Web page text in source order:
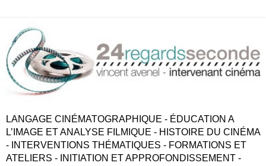
LANGAGE CINÉMATOGRAPHIQUE - ÉDUCATION A
L’IMAGE ET ANALYSE FILMIQUE - HISTOIRE DU CINÉMA
- INTERVENTIONS THÉMATIQUES - FORMATIONS ET
ATELIERS - INITIATION ET APPROFONDISSEMENT -